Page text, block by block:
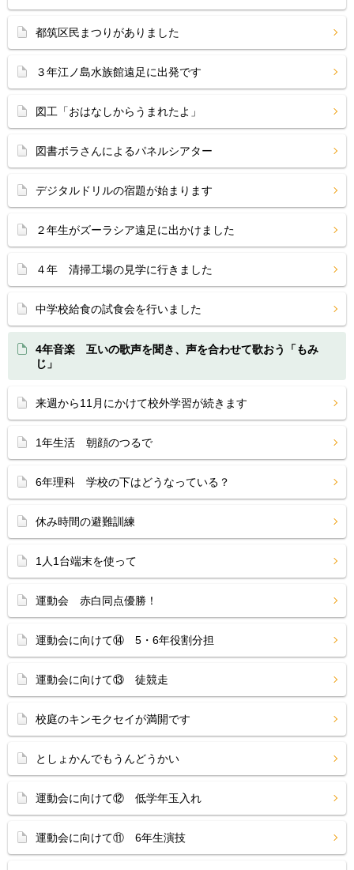
都筑区民まつりがありました
３年江ノ島水族館遠足に出発です
図工「おはなしからうまれたよ」
図書ボラさんによるパネルシアター
デジタルドリルの宿題が始まります
２年生がズーラシア遠足に出かけました
４年 清掃工場の見学に行きました
中学校給食の試食会を行いました
4年音楽 互いの歌声を聞き、声を合わせて歌おう「もみ
じ」
来週から11月にかけて校外学習が続きます
1年生活 朝顔のつるで
6年理科 学校の下はどうなっている？
休み時間の避難訓練
1人1台端末を使って
運動会 赤白同点優勝！
運動会に向けて⑭ 5・6年役割分担
運動会に向けて⑬ 徒競走
校庭のキンモクセイが満開です
としょかんでもうんどうかい
運動会に向けて⑫ 低学年玉入れ
運動会に向けて⑪ 6年生演技